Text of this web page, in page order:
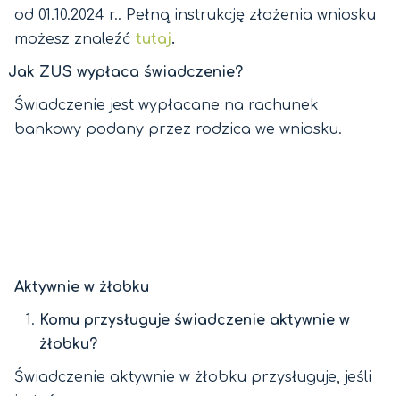
od 01.10.2024 r.. Pełną instrukcję złożenia wniosku
możesz znaleźć tutaj.
Jak ZUS wypłaca świadczenie?
Świadczenie jest wypłacane na rachunek
bankowy podany przez rodzica we wniosku.
Aktywnie w żłobku
Komu przysługuje świadczenie aktywnie w
żłobku?
Świadczenie aktywnie w żłobku przysługuje, jeśli